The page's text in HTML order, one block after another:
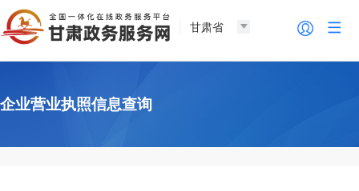
甘肃省
企业营业执照信息查询